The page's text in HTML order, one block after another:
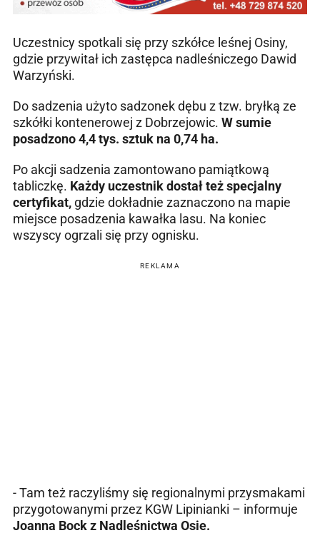
Uczestnicy spotkali się przy szkółce leśnej Osiny,
gdzie przywitał ich zastępca nadleśniczego Dawid
Warzyński.
Do sadzenia użyto sadzonek dębu z tzw. bryłką ze
szkółki kontenerowej z Dobrzejowic. W sumie
posadzono 4,4 tys. sztuk na 0,74 ha.
Po akcji sadzenia zamontowano pamiątkową
tabliczkę. Każdy uczestnik dostał też specjalny
certyfikat, gdzie dokładnie zaznaczono na mapie
miejsce posadzenia kawałka lasu. Na koniec
wszyscy ogrzali się przy ognisku.
REKLAMA
- Tam też raczyliśmy się regionalnymi przysmakami
przygotowanymi przez KGW Lipinianki – informuje
Joanna Bock z Nadleśnictwa Osie.